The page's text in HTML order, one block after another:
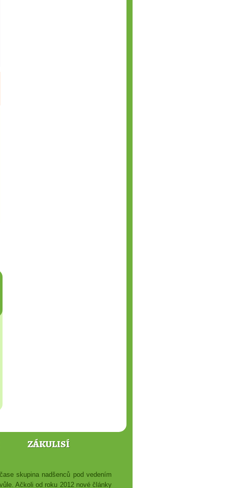
ZÁKULISÍ
skupina nadšenců pod vedením
Ačkoli od roku 2012 nové články